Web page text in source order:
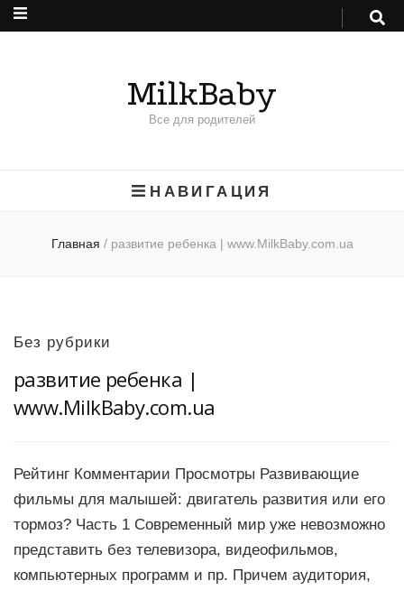
MilkBaby
Все для родителей
НАВИГАЦИЯ
Главная / развитие ребенка | www.MilkBaby.com.ua
Без рубрики
развитие ребенка |
www.MilkBaby.com.ua
Рейтинг Комментарии Просмотры Развивающие
фильмы для малышей: двигатель развития или его
тормоз? Часть 1 Современный мир уже невозможно
представить без телевизора, видеофильмов,
компьютерных программ и пр. Причем аудитория,